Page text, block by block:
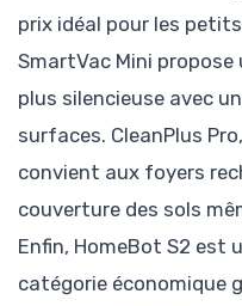
prix idéal pour les
SmartVac Mini
plus silencieuse avec
surfaces. CleanPlus
convient aux foyers
couverture des sols
Enfin, HomeBot S2 est
catégorie économique